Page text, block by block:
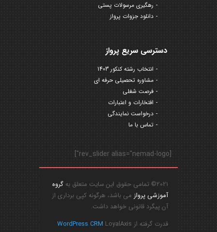
رهگیری مرسولات پستی
دانلود جزوات پرواز
دسترسی سریع پرواز
انتخاب رشته کنکور 1403
مشاوره تحصیلی حرفه ای
فرصت شغلی
افتخارات و اعتبارات
درخواست نمایندگی
تماس با ما
[rev_slider alias="nemad-logo"]
2021© تمامی حقوق این سایت متعلق به
گروه
آموزشی پروازمی باشد، هرگونه کپی برداری از
آن پیگرد قانونی خواهد داشت.
قدرت گرفته از
WordPress CRM LoyalAxis